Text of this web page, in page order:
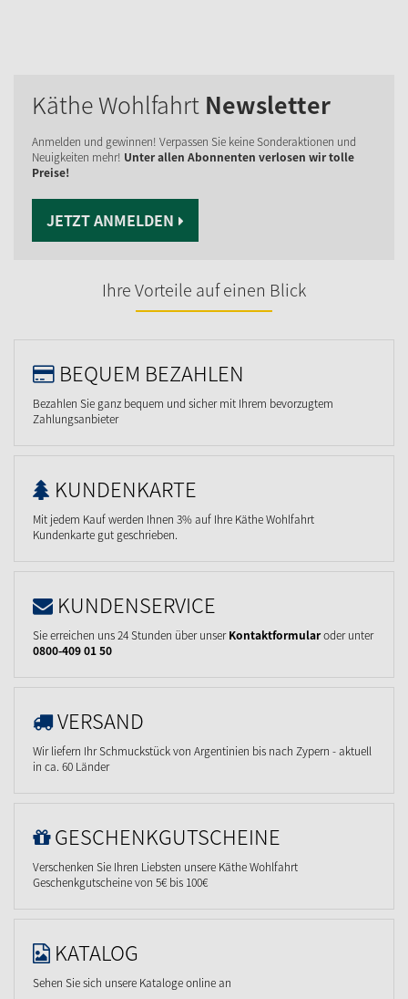
Käthe Wohlfahrt Newsletter
Anmelden und gewinnen! Verpassen Sie keine Sonderaktionen und
Neuigkeiten mehr! Unter allen Abonnenten verlosen wir tolle
Preise!
JETZT ANMELDEN
Ihre Vorteile auf einen Blick
BEQUEM BEZAHLEN
Bezahlen Sie ganz bequem und sicher mit Ihrem bevorzugtem
Zahlungsanbieter
KUNDENKARTE
Mit jedem Kauf werden Ihnen 3% auf Ihre Käthe Wohlfahrt
Kundenkarte gut geschrieben.
KUNDENSERVICE
Sie erreichen uns 24 Stunden über unserKontaktformularoder unter
0800-409 01 50
VERSAND
Wir liefern Ihr Schmuckstück von Argentinien bis nach Zypern - aktuell
in ca. 60 Länder
GESCHENKGUTSCHEINE
Verschenken Sie Ihren Liebsten unsere Käthe Wohlfahrt
Geschenkgutscheine von 5€ bis 100€
KATALOG
Sehen Sie sich unsere Kataloge online an